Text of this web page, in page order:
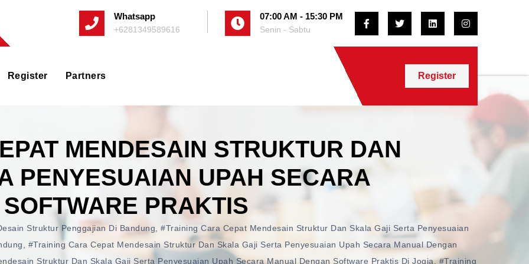
Whatsapp
+6281349589616
07:00 AM - 15:30 PM
Senin - Sabtu
Register Partners Register
MENDESAIN STRUKTUR DAN
PENYESUAIAN UPAH SECARA
PRAKTIS
Struktur Penggajian Di Bandung
#training Cara Cepat Mendesain Struktur Dan Skala Gaji Serta Penyesuaian
#training Cara Cepat Mendesain Struktur Dan Skala Gaji Serta Penyesuaian Upah Secara Manual Dengan
Struktur Dan Skala Gaji Serta Penyesuaian Upah Secara Manual Dengan Software Praktis Di Jogja,#training